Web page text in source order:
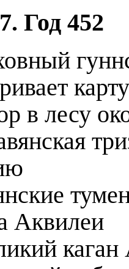
Год 452
в лесу
Аквилеи
каган